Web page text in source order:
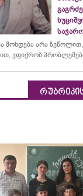
მოხდება არა
ვფიქრობ პრობლემები